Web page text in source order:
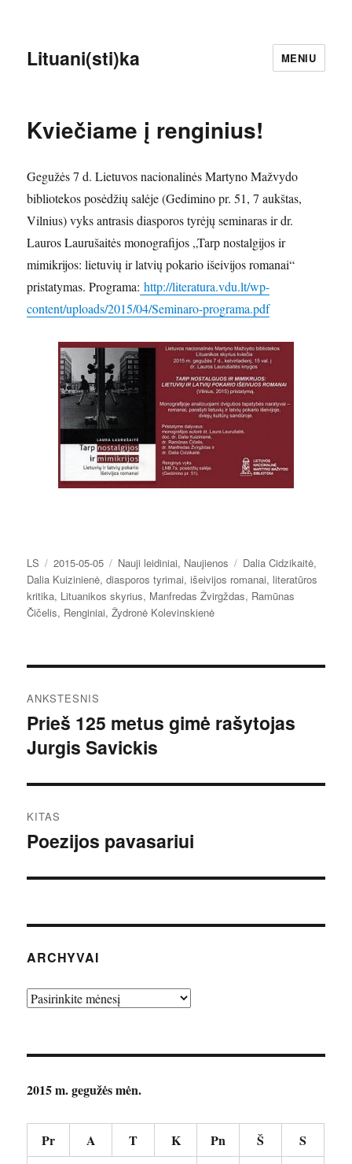
Lituani(sti)ka MENIU
Kviečiame į renginius!
Gegužės 7 d. Lietuvos nacionalinės Martyno Mažvydo
bibliotekos posėdžių salėje (Gedimino pr. 51, 7 aukštas,
Vilnius) vyks antrasis diasporos tyrėjų seminaras ir dr.
Lauros Laurušaitės monografijos „Tarp nostalgijos ir
mimikrijos: lietuvių ir latvių pokario išeivijos romanai“
pristatymas. Programa: http://literatura.vdu.lt/wp-
content/uploads/2015/04/Seminaro-programa.pdf
Autorius
LS Paskelbta
2015-05-05 Kategorijos
Nauji leidiniai, Naujienos Žymos
Dalia Cidzikaitė,
Dalia Kuizinienė,diasporos tyrimai,išeivijos romanai, literatūros
kritika, Lituanikos skyrius, Manfredas Žvirgždas, Ramūnas
Čičelis, Renginiai,Žydronė Kolevinskienė
tarp
įrašų
ANKSTESNIS
Ankstesnis
įrašas:
Prieš 125 metus gimė rašytojas
Jurgis Savickis
KITAS
Kitas
Poezijos pavasariui
ARCHYVAI
Archyvai
2015 m. gegužės mėn.
Pr A T K Pn Š S